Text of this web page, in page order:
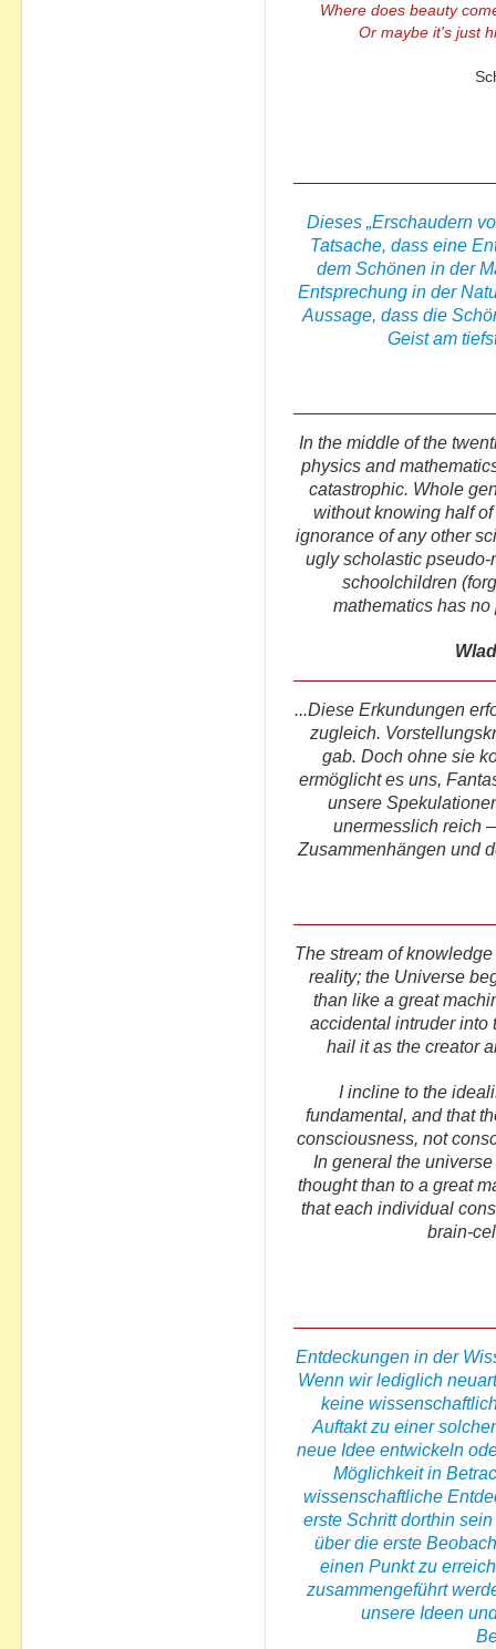
Where does beauty
Or maybe it's just
Dieses „Erschaudern
Tatsache, dass eine
dem Schönen in der
Entsprechung in der
Aussage, dass die
Geist am
In the middle of the
physics and
catastrophic. Whole
without knowing half
ignorance of any other
ugly scholastic pseudo-
schoolchildren
mathematics has
...Diese Erkundungen
zugleich.
gab. Doch ohne sie
ermöglicht es uns,
unsere
unermesslich reich
Zusammenhängen und
The stream of
reality; the Universe
than like a great
accidental intruder into
hail it as the creator
I incline to the
fundamental, and that
consciousness, not
In general the
thought than to a great
that each individual
brain-
Entdeckungen in der
Wenn wir lediglich
keine
Auftakt zu einer
neue Idee entwickeln
Möglichkeit in
wissenschaftliche
erste Schritt dorthin
über die erste
einen Punkt zu
zusammengeführt
unsere Ideen